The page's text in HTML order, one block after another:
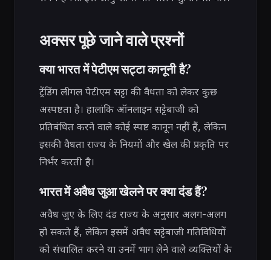
अक्सर पूछे जाने वाले प्रश्नों
क्या भारत में पेटीएम सट्टा कानूनी है?
ट्रेंडिंग लीगल पेटीएम सट्टा की वैधता को लेकर कुछ
अस्पष्टता है। हालांकि ऑनलाइन सट्टेबाजी को
प्रतिबंधित करने वाले कोई स्पष्ट कानून नहीं हैं, लेकिन
इसकी वैधता राज्य के नियमों और खेल की प्रकृति पर
निर्भर करती है।
भारत में अवैध जुआ खेलने पर क्या दंड हैं?
अवैध जुए के लिए दंड राज्य के अनुसार अलग-अलग
हो सकते हैं, लेकिन इसमें अवैध सट्टेबाजी गतिविधियों
को संचालित करने या उनमें भाग लेने वाले व्यक्तियों के